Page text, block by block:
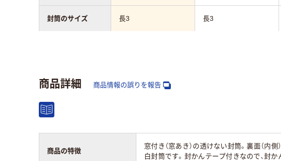
長3 長3
なし
封筒のサイズ
マチの有無
商品詳細 商品情報の誤りを報告
商品の特徴
窓付き（窓あき）の透けない封筒。裏面（内
白封筒です。封かんテープ付きなので、封